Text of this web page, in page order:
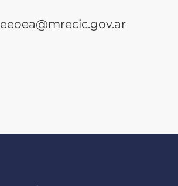
eeoea@mrecic.gov.ar